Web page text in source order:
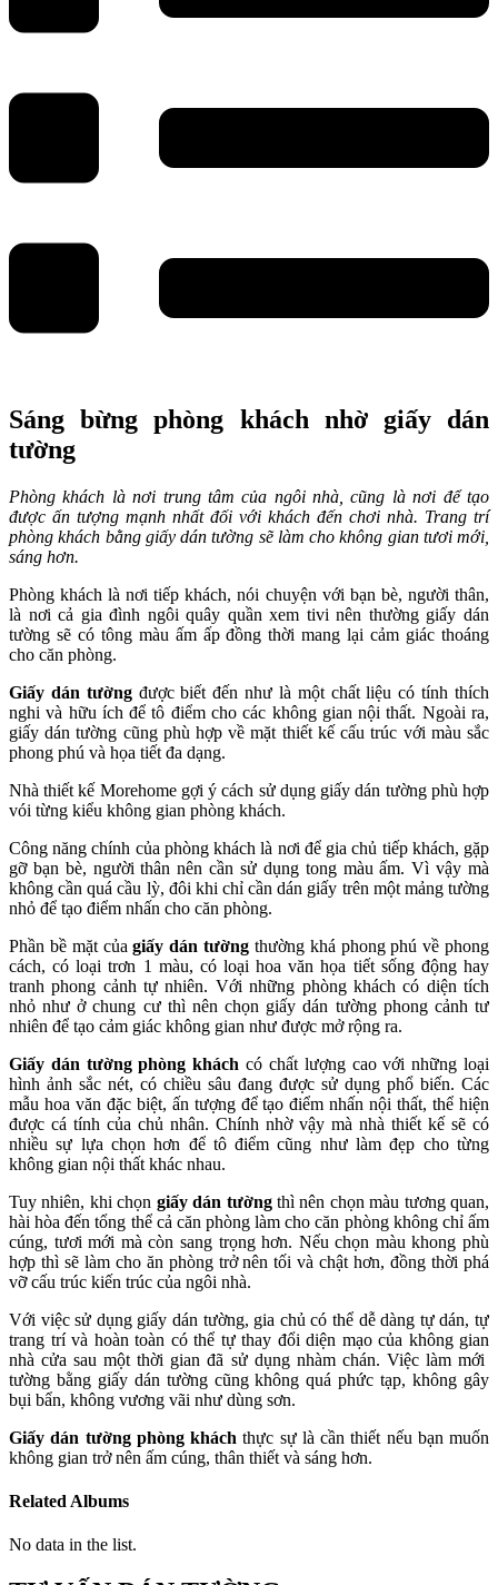
Sáng bừng phòng khách nhờ giấy dán
tường
Phòng khách là nơi trung tâm của ngôi nhà, cũng là nơi để tạo
được ấn tượng mạnh nhất đối với khách đến chơi nhà. Trang trí
phòng khách bằng giấy dán tường sẽ làm cho không gian tươi mới,
sáng hơn.
Phòng khách là nơi tiếp khách, nói chuyện với bạn bè, người thân,
là nơi cả gia đình ngôi quây quần xem tivi nên thường giấy dán
tường sẽ có tông màu ấm ấp đồng thời mang lại cảm giác thoáng
cho căn phòng.
Giấy dán tườngđược biết đến như là một chất liệu có tính thích
nghi và hữu ích để tô điểm cho các không gian nội thất. Ngoài ra,
giấy dán tường cũng phù hợp về mặt thiết kế cấu trúc với màu sắc
phong phú và họa tiết đa dạng.
Nhà thiết kế Morehome gợi ý cách sử dụng giấy dán tường phù hợp
vói từng kiểu không gian phòng khách.
Công năng chính của phòng khách là nơi để gia chủ tiếp khách, gặp
gỡ bạn bè, người thân nên cần sử dụng tong màu ấm. Vì vậy mà
không cần quá cầu lỳ, đôi khi chỉ cần dán giấy trên một mảng tường
nhỏ để tạo điểm nhấn cho căn phòng.
Phần bề mặt củagiấy dán tường thường khá phong phú về phong
cách, có loại trơn 1 màu, có loại hoa văn họa tiết sống động hay
tranh phong cảnh tự nhiên. Với những phòng khách có diện tích
nhỏ như ở chung cư thì nên chọn giấy dán tường phong cảnh tư
nhiên để tạo cảm giác không gian như được mở rộng ra.
Giấy dán tường phòng khách có chất lượng cao với những loại
hình ảnh sắc nét, có chiều sâu đang được sử dụng phổ biến. Các
mẫu hoa văn đặc biệt, ấn tượng để tạo điểm nhấn nội thất, thể hiện
được cá tính của chủ nhân. Chính nhờ vậy mà nhà thiết kế sẽ có
nhiều sự lựa chọn hơn để tô điểm cũng như làm đẹp cho từng
không gian nội thất khác nhau.
Tuy nhiên, khi chọn giấy dán tườngthì nên chọn màu tương quan,
hài hòa đến tổng thể cả căn phòng làm cho căn phòng không chỉ ấm
cúng, tươi mới mà còn sang trọng hơn. Nếu chọn màu khong phù
hợp thì sẽ làm cho ăn phòng trở nên tối và chật hơn, đồng thời phá
vỡ cấu trúc kiến trúc của ngôi nhà.
Với việc sử dụng giấy dán tường, gia chủ có thể dễ dàng tự dán, tự
trang trí và hoàn toàn có thể tự thay đổi diện mạo của không gian
nhà cửa sau một thời gian đã sử dụng nhàm chán. Việc làm mới
tường bằng giấy dán tường cũng không quá phức tạp, không gây
bụi bẩn, không vương vãi như dùng sơn.
Giấy dán tường phòng khách thực sự là cần thiết nếu bạn muốn
không gian trở nên ấm cúng, thân thiết và sáng hơn.
Related Albums
No data in the list.